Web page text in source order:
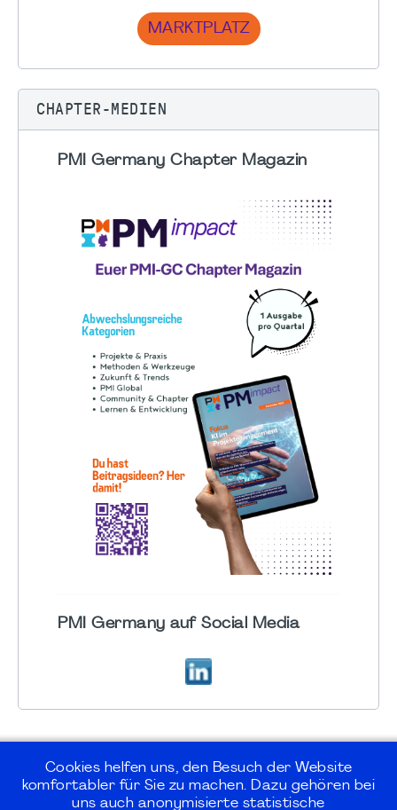
MARKTPLATZ
CHAPTER-MEDIEN
PMI Germany Chapter Magazin
PMI Germany auf Social Media
Cookies helfen uns, den Besuch der Website
komfortabler für Sie zu machen. Dazu gehören bei
uns auch anonymisierte statistische